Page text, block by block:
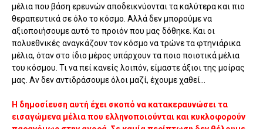
μέλια που βάση ερευνών αποδεικνύονται τα καλύτερα και πιο
θεραπευτικά σε όλο το κόσμο. Αλλά δεν μπορούμε να
αξιοποιήσουμε αυτό το προιόν που μας δόθηκε. Και οι
πολυεθνικές αναγκάζουν τον κόσμο να τρώνε τα φτηνιάρικα
μέλια, όταν στο ίδιο μέρος υπάρχουν τα ποιο ποιοτικά μέλια
του κόσμου. Τι να πεί κανείς λοιπόν, είμαστε άξιοι της μοίρας
μας. Αν δεν αντιδράσουμε όλοι μαζί, έχουμε χαθεί...
Η δημοσίευση αυτή έχει σκοπό να κατακεραυνώσει τα
εισαγώμενα μέλια που ελληνοποιούνται και κυκλοφορούν